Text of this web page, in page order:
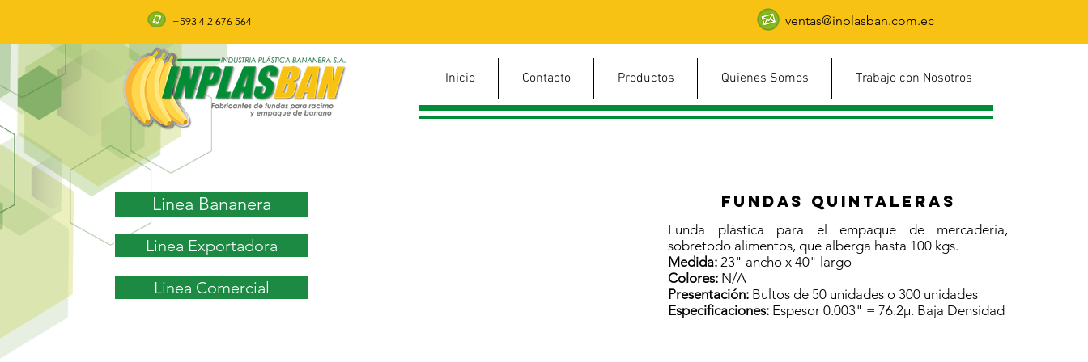
Inicio Contacto Productos Quienes Somos Trabajo con Nosotros
Fundas quintaleras
Funda plástica para el empaque de mercadería,
sobretodo alimentos, que alberga hasta 100 kgs.
Medida: 23" ancho x 40" largo
Colores: N/A
Presentación: Bultos de 50 unidades o 300 unidades
Especificaciones: Espesor 0.003" = 76.2µ. Baja Densidad
Linea Bananera
Linea Exportadora
Linea Comercial
+593 4 2 676 564 ventas@inplasban.com.ec